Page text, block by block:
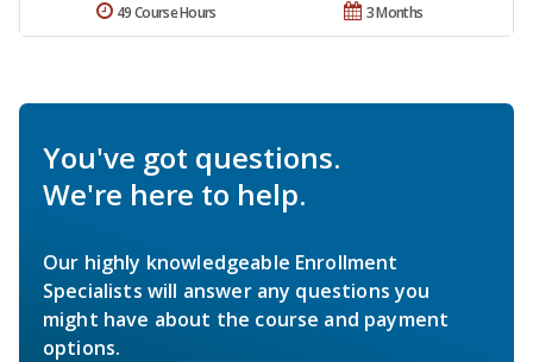
3 Months
49 Course Hours
You've got questions.
We're here to help.
Our highly knowledgeable Enrollment
Specialists will answer any questions you
might have about the course and payment
options.